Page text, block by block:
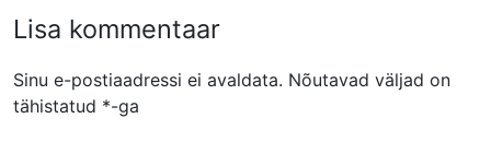
Lisa kommentaar
Sinu e-postiaadressi ei avaldata. Nõutavad väljad on
tähistatud *-ga